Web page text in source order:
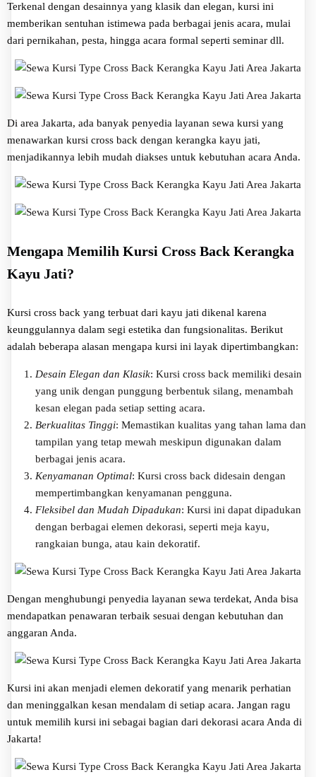
Terkenal dengan desainnya yang klasik dan elegan, kursi ini
memberikan sentuhan istimewa pada berbagai jenis acara, mulai
dari pernikahan, pesta, hingga acara formal seperti seminar dll.
Di area Jakarta, ada banyak penyedia layanan sewa kursi yang
menawarkan kursi cross back dengan kerangka kayu jati,
menjadikannya lebih mudah diakses untuk kebutuhan acara Anda.
Mengapa Memilih Kursi Cross Back Kerangka
Kayu Jati?
Kursi cross back yang terbuat dari kayu jati dikenal karena
keunggulannya dalam segi estetika dan fungsionalitas. Berikut
adalah beberapa alasan mengapa kursi ini layak dipertimbangkan:
Desain Elegan dan Klasik: Kursi cross back memiliki desain
yang unik dengan punggung berbentuk silang, menambah
kesan elegan pada setiap setting acara.
Berkualitas Tinggi: Memastikan kualitas yang tahan lama dan
tampilan yang tetap mewah meskipun digunakan dalam
berbagai jenis acara.
Kenyamanan Optimal: Kursi cross back didesain dengan
mempertimbangkan kenyamanan pengguna.
Fleksibel dan Mudah Dipadukan: Kursi ini dapat dipadukan
dengan berbagai elemen dekorasi, seperti meja kayu,
rangkaian bunga, atau kain dekoratif.
Dengan menghubungi penyedia layanan sewa terdekat, Anda bisa
mendapatkan penawaran terbaik sesuai dengan kebutuhan dan
anggaran Anda.
Kursi ini akan menjadi elemen dekoratif yang menarik perhatian
dan meninggalkan kesan mendalam di setiap acara. Jangan ragu
untuk memilih kursi ini sebagai bagian dari dekorasi acara Anda di
Jakarta!